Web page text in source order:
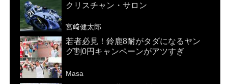
クリスチャン・サロン
宮﨑健太郎
若者必見！鈴鹿8耐がタダになるヤン
グ割0円キャンペーンがアツすぎ
Masa